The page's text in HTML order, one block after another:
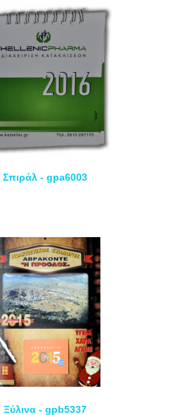
Σπιράλ - gpa6003
Ξύλινα - gpb5337